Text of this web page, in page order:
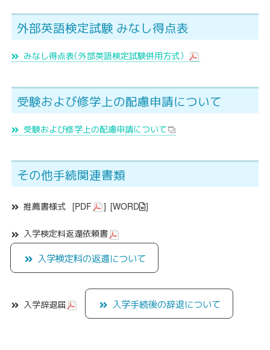
外部英語検定試験 みなし得点表
みなし得点表（外部英語検定試験併用方式）
受験および修学上の配慮申請について
受験および修学上の配慮申請について
その他手続関連書類
推薦書様式 [PDF ] [WORD ]
入学検定料返還依頼書
入学検定料の返還について
入学辞退届 入学手続後の辞退について